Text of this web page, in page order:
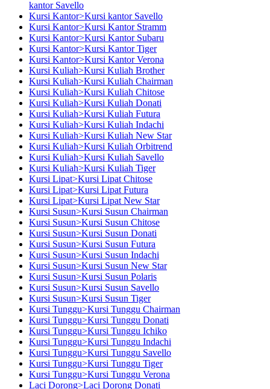
kantor Savello
Kursi Kantor>Kursi kantor Savello
Kursi Kantor>Kursi Kantor Stramm
Kursi Kantor>Kursi Kantor Subaru
Kursi Kantor>Kursi Kantor Tiger
Kursi Kantor>Kursi Kantor Verona
Kursi Kuliah>Kursi Kuliah Brother
Kursi Kuliah>Kursi Kuliah Chairman
Kursi Kuliah>Kursi Kuliah Chitose
Kursi Kuliah>Kursi Kuliah Donati
Kursi Kuliah>Kursi Kuliah Futura
Kursi Kuliah>Kursi Kuliah Indachi
Kursi Kuliah>Kursi Kuliah New Star
Kursi Kuliah>Kursi Kuliah Orbitrend
Kursi Kuliah>Kursi Kuliah Savello
Kursi Kuliah>Kursi Kuliah Tiger
Kursi Lipat>Kursi Lipat Chitose
Kursi Lipat>Kursi Lipat Futura
Kursi Lipat>Kursi Lipat New Star
Kursi Susun>Kursi Susun Chairman
Kursi Susun>Kursi Susun Chitose
Kursi Susun>Kursi Susun Donati
Kursi Susun>Kursi Susun Futura
Kursi Susun>Kursi Susun Indachi
Kursi Susun>Kursi Susun New Star
Kursi Susun>Kursi Susun Polaris
Kursi Susun>Kursi Susun Savello
Kursi Susun>Kursi Susun Tiger
Kursi Tunggu>Kursi Tunggu Chairman
Kursi Tunggu>Kursi Tunggu Donati
Kursi Tunggu>Kursi Tunggu Ichiko
Kursi Tunggu>Kursi Tunggu Indachi
Kursi Tunggu>Kursi Tunggu Savello
Kursi Tunggu>Kursi Tunggu Tiger
Kursi Tunggu>Kursi Tunggu Verona
Laci Dorong>Laci Dorong Donati